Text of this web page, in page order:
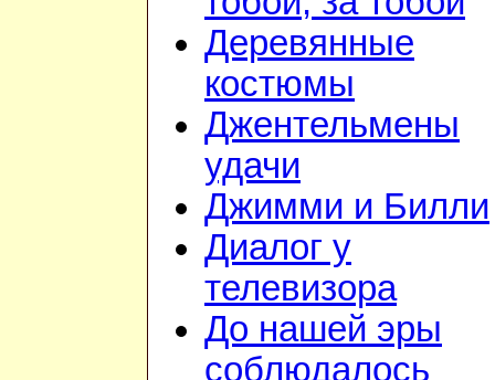
Деревянные
костюмы
Джентельмены
удачи
Джимми и Билли
Диалог у
телевизора
До нашей эры
соблюдалось